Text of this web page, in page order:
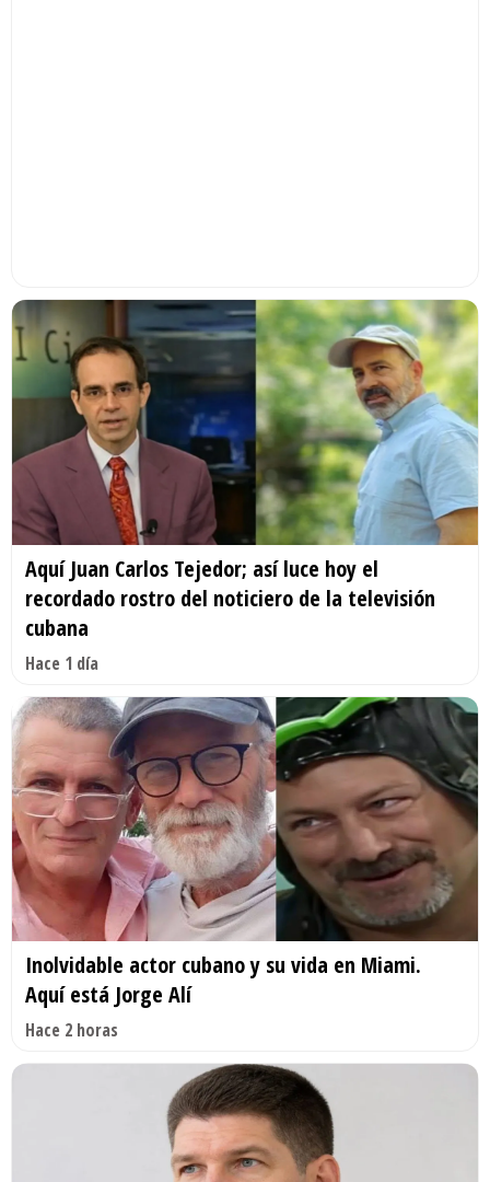
Aquí Juan Carlos Tejedor; así luce hoy el
recordado rostro del noticiero de la televisión
cubana
Hace 1 día
Inolvidable actor cubano y su vida en Miami.
Aquí está Jorge Alí
Hace 2 horas